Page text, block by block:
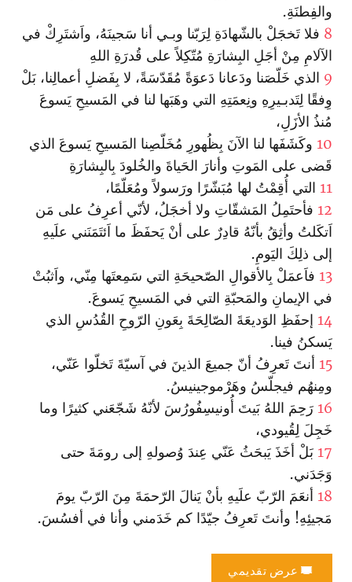
والفِطنَةِ.
8 فلا تَخجَلْ بالشّهادَةِ لِرَبّنا وبـي أنا سَجينَهُ، واَشتَرِكْ في
الآلامِ مِنْ أجَلِ البِشارَةِ مُتّكِلاً على قُدرَةِ اللهِ
9 الذي خَلّصَنا ودَعانا دَعوَةً مُقَدّسَةً، لا بِفَضلِ أعمالِنا، بَلْ
وِفقًا لِتَدبـيرِهِ ونِعمَتِهِ التي وهَبَها لنا في المَسيحِ يَسوعَ
مُنذُ الأزَلِ،
10 وكَشَفَها لنا الآنَ بِظُهورِ مُخَلّصِنا المَسيحِ يَسوعَ الذي
قَضى على المَوتِ وأنارَ الحَياةَ والخُلودَ بِالبِشارَةِ
11 التي أُقِمْتُ لها مُبَشّرًا ورَسولاً ومُعَلّمًا،
12 فأحتَمِلُ المَشقّاتِ ولا أخجَلُ، لأنّي أعرِفُ على مَن
اَتكَلتُ وأثِقُ بأنّهُ قادِرٌ على أنْ يَحفَظَ ما اَئتَمَنَني علَيهِ
إلى ذلِكَ اليَومِ.
13 فاَعمَلْ بِالأقوالِ الصّحيحَةِ التي سَمِعتَها مِنّي، واَثبُتْ
في الإيمانِ والمَحبّةِ التي في المَسيحِ يَسوعَ.
14 إحفَظِ الوَديعَةَ الصّالِحَةَ بِعَونِ الرّوحِ القُدُسِ الذي
يَسكنُ فينا.
15 أنتَ تَعرِفُ أنّ جميعَ الذينَ في آسيّةَ تَخلّوا عَنّي،
ومِنهُم فيجلّسُ وهَرْموجينيسُ.
16 رَحِمَ اللهُ بَيتَ أُونيسِفُورُسَ لأنّهُ شَجّعَني كثيرًا وما
خَجِلَ لِقُيودي،
17 بَلْ أخَذَ يَبحَثُ عَنّي عِندَ وُصولهِ إلى رومَةَ حتى
وَجَدَني.
18 أنعَمَ الرّبّ علَيهِ بأنْ يَنالَ الرّحمَةَ مِنَ الرّبّ يومَ
مَجيئِهِ! وأنتَ تَعرِفُ جيّدًا كم خَدَمني وأنا في أفسُسَ.
عرض تقديمي